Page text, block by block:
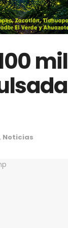
mil
, Noticias